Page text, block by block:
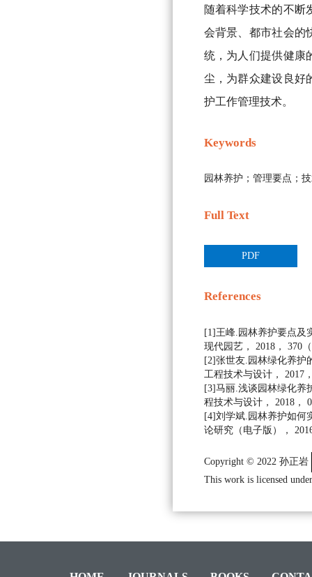
随着科学技术的不断
会背景、都市社会的
统，为人们提供健康
尘，为群众建设良好
护工作管理技术。
Keywords
园林养护；管理要点；
Full Text
PDF
References
[1]王峰.园林养护要点及
现代园艺， 2018， 370
[2]张世友.园林绿化养护
工程技术与设计， 2017
[3]马丽.浅谈园林绿化养
程技术与设计， 2018，
[4]刘学斌.园林养护如何
论研究（电子版），
Copyright © 2022 孙正岩
This work is licensed